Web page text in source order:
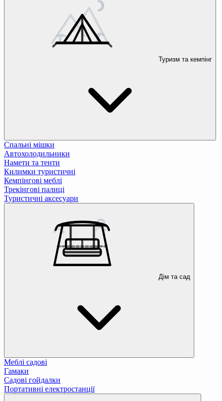
Туризм та кемпінг
Спальні мішки
Автохолодильники
Намети та тенти
Килимки туристичні
Кемпінгові меблі
Трекінгові палиці
Туристичні аксесуари
Дім та сад
Меблі садові
Гамаки
Садові гойдалки
Портативні електростанції